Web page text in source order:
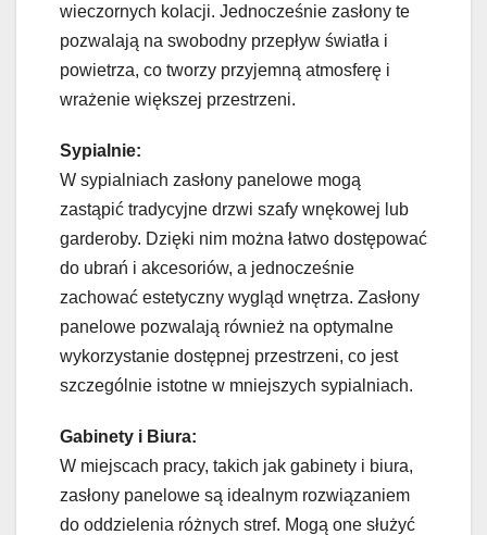
wieczornych kolacji. Jednocześnie zasłony te
pozwalają na swobodny przepływ światła i
powietrza, co tworzy przyjemną atmosferę i
wrażenie większej przestrzeni.
Sypialnie:
W sypialniach zasłony panelowe mogą
zastąpić tradycyjne drzwi szafy wnękowej lub
garderoby. Dzięki nim można łatwo dostępować
do ubrań i akcesoriów, a jednocześnie
zachować estetyczny wygląd wnętrza. Zasłony
panelowe pozwalają również na optymalne
wykorzystanie dostępnej przestrzeni, co jest
szczególnie istotne w mniejszych sypialniach.
Gabinety i Biura:
W miejscach pracy, takich jak gabinety i biura,
zasłony panelowe są idealnym rozwiązaniem
do oddzielenia różnych stref. Mogą one służyć